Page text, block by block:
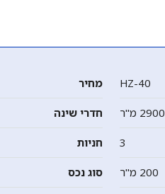
HZ-40 מחיר
2900 מ"ר חדרי שינה
3 חניות
200 מ"ר סוג נכס